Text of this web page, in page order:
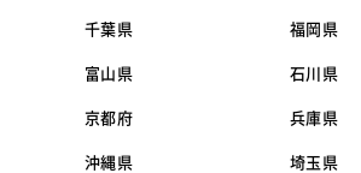
千葉県 福岡県
富山県 石川県
京都府 兵庫県
沖縄県 埼玉県